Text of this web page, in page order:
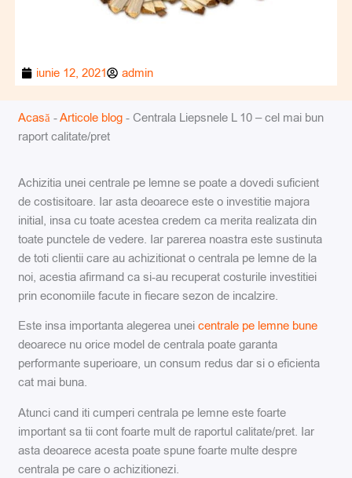
iunie 12, 2021 admin
Acasă -Articole blog -Centrala Liepsnele L 10 – cel mai bun
raport calitate/pret
Achizitia unei centrale pe lemne se poate a dovedi suficient
de costisitoare. Iar asta deoarece este o investitie majora
initial, insa cu toate acestea credem ca merita realizata din
toate punctele de vedere. Iar parerea noastra este sustinuta
de toti clientii care au achizitionat o centrala pe lemne de la
noi, acestia afirmand ca si-au recuperat costurile investitiei
prin economiile facute in fiecare sezon de incalzire.
Este insa importanta alegerea uneicentrale pe lemne bune
deoarece nu orice model de centrala poate garanta
performante superioare, un consum redus dar si o eficienta
cat mai buna.
Atunci cand iti cumperi centrala pe lemne este foarte
important sa tii cont foarte mult de raportul calitate/pret. Iar
asta deoarece acesta poate spune foarte multe despre
centrala pe care o achizitionezi.